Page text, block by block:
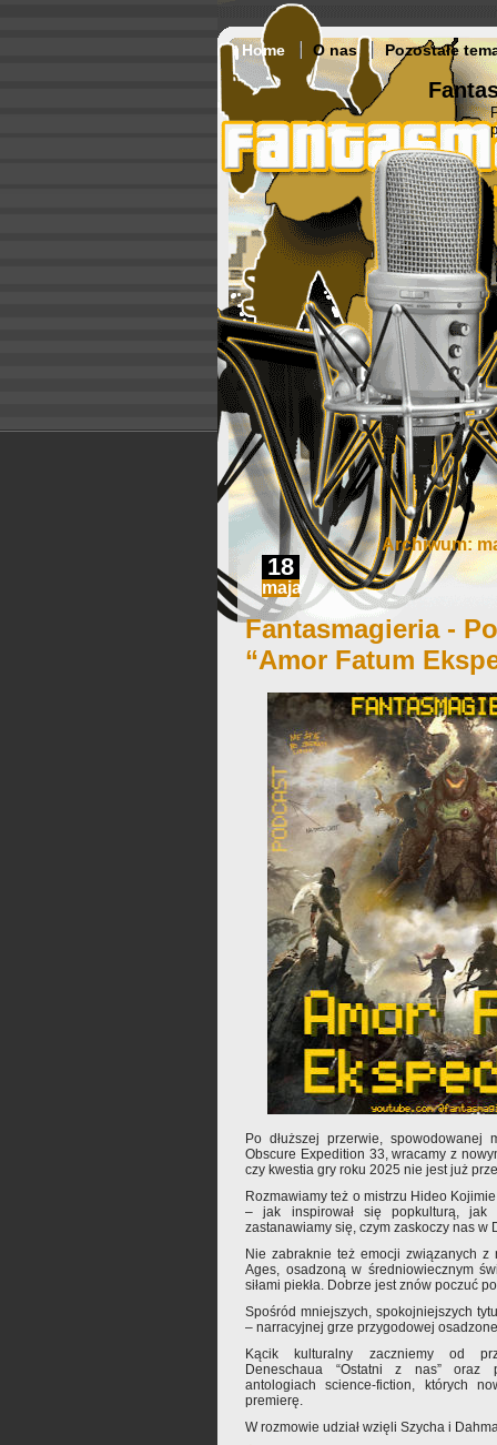
Home O nas Pozostałe
Archiwum:
18
maja
Fantasmagieria -
“Amor Fatum
Po dłuższej przerwie,
Obscure Expedition 33, wracamy z
czy kwestia gry roku 2025 nie jest już
Rozmawiamy też o mistrzu Hideo
– jak inspirował się popkulturą,
zastanawiamy się, czym zaskoczy nas w
Nie zabraknie też emocji związanych z
Ages, osadzoną w średniowiecznym
siłami piekła. Dobrze jest znów poczuć
Spośród mniejszych, spokojniejszych
– narracyjnej grze przygodowej
Kącik kulturalny zaczniemy od
Deneschaua “Ostatni z nas” oraz
antologiach science-fiction, których
premierę.
W rozmowie udział wzięli Szycha i